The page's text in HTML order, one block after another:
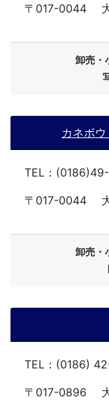
〒017-0044
卸売・
カネボ
TEL：
〒017-0044
卸売・
TEL：(0186)
〒017-0896